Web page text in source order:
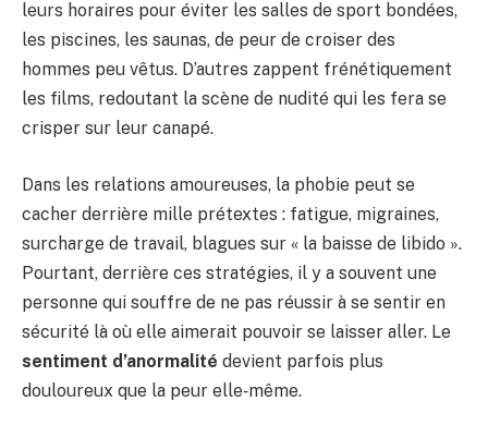
leurs horaires pour éviter les salles de sport bondées,
les piscines, les saunas, de peur de croiser des
hommes peu vêtus. D’autres zappent frénétiquement
les films, redoutant la scène de nudité qui les fera se
crisper sur leur canapé.
Dans les relations amoureuses, la phobie peut se
cacher derrière mille prétextes : fatigue, migraines,
surcharge de travail, blagues sur « la baisse de libido ».
Pourtant, derrière ces stratégies, il y a souvent une
personne qui souffre de ne pas réussir à se sentir en
sécurité là où elle aimerait pouvoir se laisser aller. Le
sentiment d’anormalité devient parfois plus
douloureux que la peur elle‑même.